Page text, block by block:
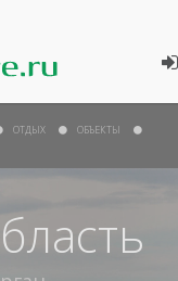
ОТДЫХ ОБЪЕКТЫ